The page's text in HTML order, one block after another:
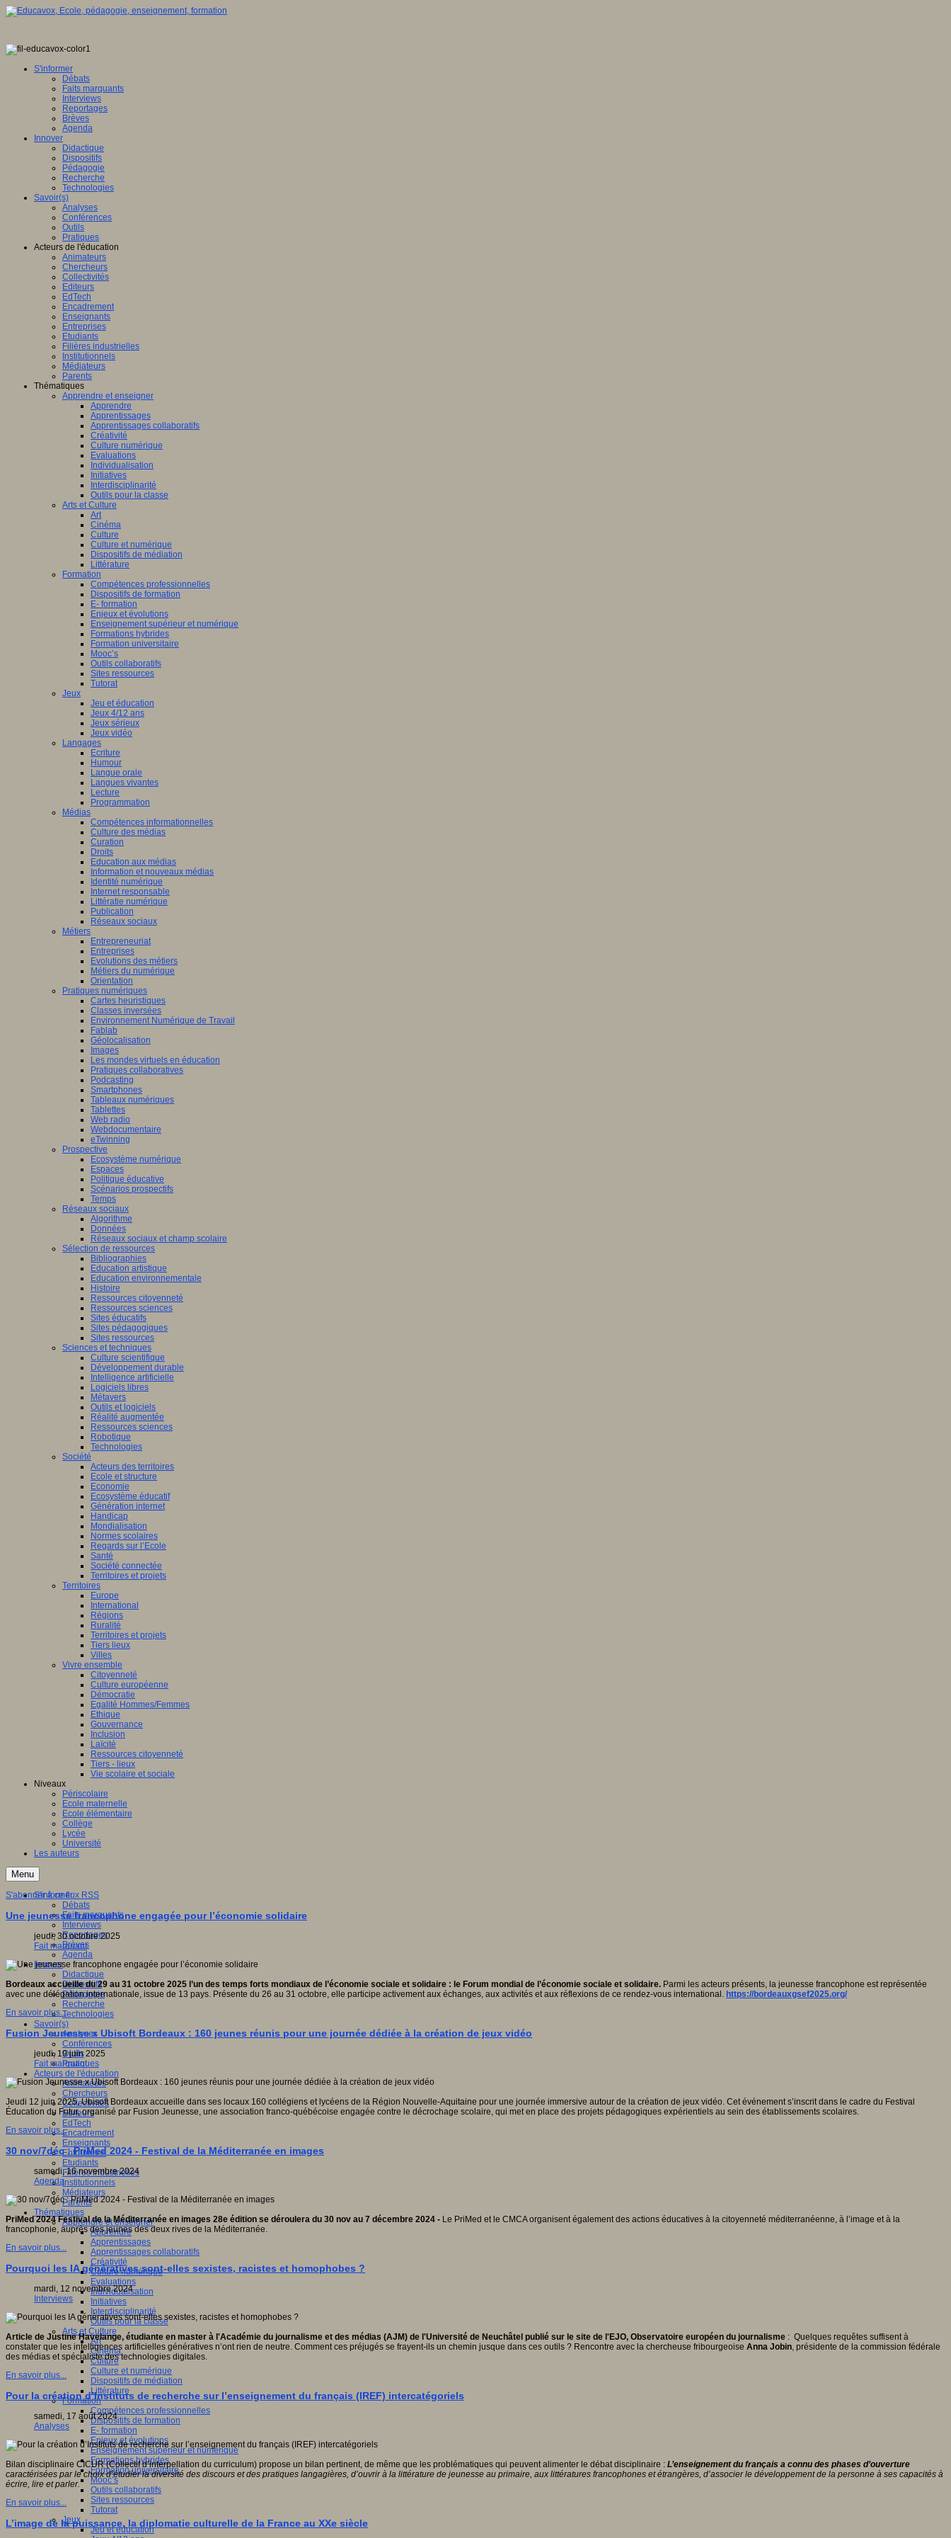
S'informer
Débats
Faits marquants
Interviews
Reportages
Brèves
Agenda
Innover
Didactique
Dispositifs
Pédagogie
Recherche
Technologies
Savoir(s)
Analyses
Conférences
Outils
Pratiques
Acteurs de l'éducation
Animateurs
Chercheurs
Collectivités
Editeurs
EdTech
Encadrement
Enseignants
Entreprises
Etudiants
Filières industrielles
Institutionnels
Médiateurs
Parents
Thématiques
Apprendre et enseigner
Apprendre
Apprentissages
Apprentissages collaboratifs
Créativité
Culture numérique
Evaluations
Individualisation
Initiatives
Interdisciplinarité
Outils pour la classe
Arts et Culture
Art
Cinéma
Culture
Culture et numérique
Dispositifs de médiation
Littérature
Formation
Compétences professionnelles
Dispositifs de formation
E- formation
Enjeux et évolutions
Enseignement supérieur et numérique
Formations hybrides
Formation universitaire
Mooc’s
Outils collaboratifs
Sites ressources
Tutorat
Jeux
Jeu et éducation
Jeux 4/12 ans
Jeux sérieux
Jeux vidéo
Langages
Ecriture
Humour
Langue orale
Langues vivantes
Lecture
Programmation
Médias
Compétences informationnelles
Culture des médias
Curation
Droits
Education aux médias
Information et nouveaux médias
Identité numérique
Internet responsable
Littératie numérique
Publication
Réseaux sociaux
Métiers
Entrepreneuriat
Entreprises
Evolutions des métiers
Métiers du numérique
Orientation
Pratiques numériques
Cartes heuristiques
Classes inversées
Environnement Numérique de Travail
Fablab
Géolocalisation
Images
Les mondes virtuels en éducation
Pratiques collaboratives
Podcasting
Smartphones
Tableaux numériques
Tablettes
Web radio
Webdocumentaire
eTwinning
Prospective
Ecosystème numérique
Espaces
Politique éducative
Scénarios prospectifs
Temps
Réseaux sociaux
Algorithme
Données
Réseaux sociaux et champ scolaire
Sélection de ressources
Bibliographies
Education artistique
Education environnementale
Histoire
Ressources citoyenneté
Ressources sciences
Sites éducatifs
Sites pédagogiques
Sites ressources
Sciences et techniques
Culture scientifique
Développement durable
Intelligence artificielle
Logiciels libres
Métavers
Outils et logiciels
Réalité augmentée
Ressources sciences
Robotique
Technologies
Société
Acteurs des territoires
Ecole et structure
Economie
Ecosystème éducatif
Génération internet
Handicap
Mondialisation
Normes scolaires
Regards sur l’Ecole
Santé
Société connectée
Territoires et projets
Territoires
Europe
International
Régions
Ruralité
Territoires et projets
Tiers lieux
Villes
Vivre ensemble
Citoyenneté
Culture européenne
Démocratie
Egalité Hommes/Femmes
Ethique
Gouvernance
Inclusion
Laïcité
Ressources citoyenneté
Tiers - lieux
Vie scolaire et sociale
Niveaux
Périscolaire
Ecole maternelle
Ecole élémentaire
Collège
Lycée
Université
Les auteurs
Menu
S'informer
Débats
Faits marquants
Interviews
Reportages
Brèves
Agenda
Innover
Didactique
Dispositifs
Pédagogie
Recherche
Technologies
Savoir(s)
Analyses
Conférences
Outils
Pratiques
Acteurs de l'éducation
Animateurs
Chercheurs
Collectivités
Editeurs
EdTech
Encadrement
Enseignants
Entreprises
Etudiants
Filières industrielles
Institutionnels
Médiateurs
Parents
Thématiques
Apprendre et enseigner
Apprendre
Apprentissages
Apprentissages collaboratifs
Créativité
Culture numérique
Evaluations
Individualisation
Initiatives
Interdisciplinarité
Outils pour la classe
Arts et Culture
Art
Cinéma
Culture
Culture et numérique
Dispositifs de médiation
Littérature
Formation
Compétences professionnelles
Dispositifs de formation
E- formation
Enjeux et évolutions
Enseignement supérieur et numérique
Formations hybrides
Formation universitaire
Mooc’s
Outils collaboratifs
Sites ressources
Tutorat
Jeux
Jeu et éducation
S'abonner à ce flux RSS
Une jeunesse francophone engagée pour l’économie solidaire
jeudi, 30 octobre 2025
Fait marquant
Bordeaux accueille du 29 au 31 octobre 2025 l’un des temps forts mondiaux de l’économie sociale et solidaire : le Forum mondial de l’économie sociale et solidaire. Parmi les acteurs présents, la jeunesse francophone est représentée
avec une délégation internationale, issue de 13 pays. Présente du 26 au 31 octobre, elle participe activement aux échanges, aux activités et aux réflexions de ce rendez-vous international. https://bordeauxgsef2025.org/
En savoir plus...
Fusion Jeunesse x Ubisoft Bordeaux : 160 jeunes réunis pour une journée dédiée à la création de jeux vidéo
jeudi, 19 juin 2025
Fait marquant
Jeudi 12 juin 2025, Ubisoft Bordeaux accueille dans ses locaux 160 collégiens et lycéens de la Région Nouvelle-Aquitaine pour une journée immersive autour de la création de jeux vidéo. Cet événement s’inscrit dans le cadre du Festival
Éducation du Futur, organisé par Fusion Jeunesse, une association franco-québécoise engagée contre le décrochage scolaire, qui met en place des projets pédagogiques expérientiels au sein des établissements scolaires.
En savoir plus...
30 nov/7déc : PriMed 2024 - Festival de la Méditerranée en images
samedi, 16 novembre 2024
Agenda
PriMed 2024 Festival de la Méditerranée en images 28e édition se déroulera du 30 nov au 7 décembre 2024 - Le PriMed et le CMCA organisent également des actions éducatives à la citoyenneté méditerranéenne, à l’image et à la
francophonie, auprès des jeunes des deux rives de la Méditerranée.
En savoir plus...
Pourquoi les IA génératives sont-elles sexistes, racistes et homophobes ?
mardi, 12 novembre 2024
Interviews
Article de Justine Havelange, étudiante en master à l'Académie du journalisme et des médias (AJM) de l'Université de Neuchâtel publié sur le site de l'EJO, Observatoire européen du journalisme : Quelques requêtes suffisent à
constater que les intelligences artificielles génératives n’ont rien de neutre. Comment ces préjugés se frayent-ils un chemin jusque dans ces outils ? Rencontre avec la chercheuse fribourgeoise Anna Jobin, présidente de la commission fédérale
des médias et spécialiste des technologies digitales.
En savoir plus...
Pour la création d’Instituts de recherche sur l’enseignement du français (IREF) intercatégoriels
samedi, 17 août 2024
Analyses
Bilan disciplinaire CICUR (Collectif d’interpellation du curriculum) propose un bilan pertinent, de même que les problématiques qui peuvent alimenter le débat disciplinaire : L’enseignement du français a connu des phases d’ouverture
caractérisées par le choix d’étudier la diversité des discours et des pratiques langagières, d’ouvrir à la littérature de jeunesse au primaire, aux littératures francophones et étrangères, d’associer le développement de la personne à ses capacités à
écrire, lire et parler.
En savoir plus...
L’image de la puissance, la diplomatie culturelle de la France au XXe siècle